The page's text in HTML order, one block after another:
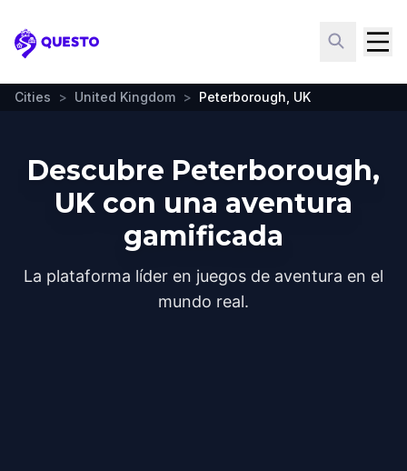
Questo
Cities > United Kingdom > Peterborough, UK
Descubre Peterborough,
UK con una aventura
gamificada
La plataforma líder en juegos de aventura en el
mundo real.